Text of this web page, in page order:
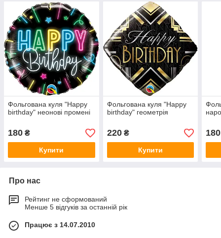
Фольгована куля "Happy
birthday" неонові промені
180 ₴
Купити
Фольгована куля "Happy
birthday" геометрія
220₴
Купити
180
Про нас
Рейтинг не сформований
Менше 5 відгуків за останній рік
Працює з 14.07.2010